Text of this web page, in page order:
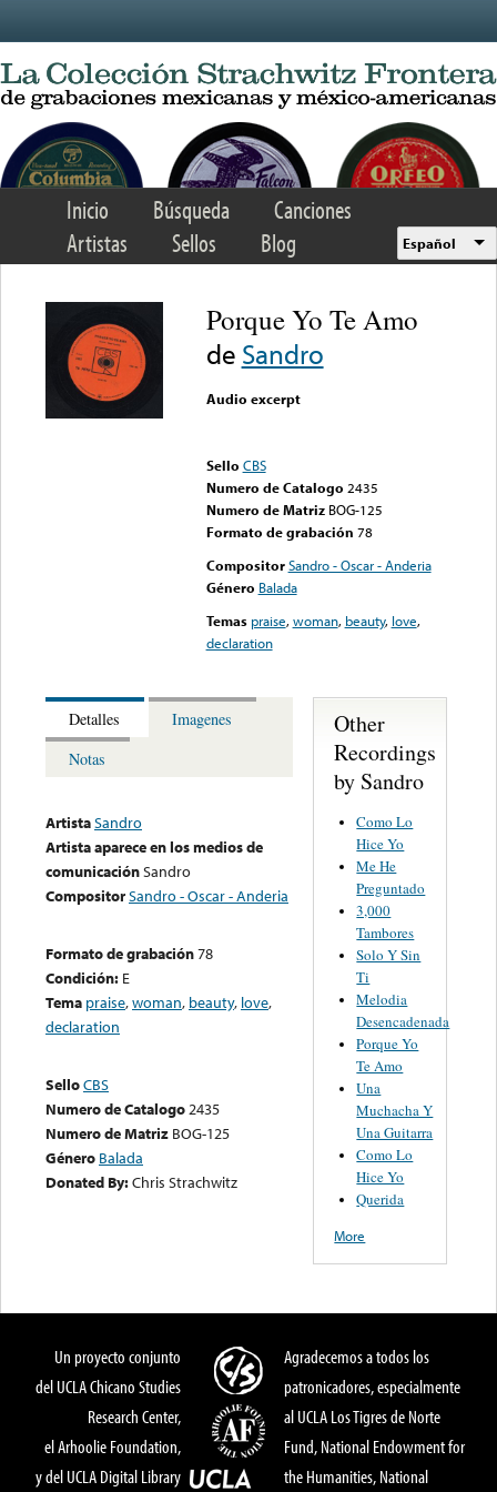
Inicio Búsqueda
Canciones
Artistas
Sellos Blog Español
Porque Yo Te Amo
de Sandro
Audio excerpt
Sello CBS
Numero de Catalogo 2435
Numero de Matriz BOG-125
Formato de grabación 78
Compositor Sandro - Oscar - Anderia
Género Balada
Temas praise,woman, beauty, love,
declaration
Detalles
Imagenes
Notas
ArtistaSandro
Artista aparece en los medios de
comunicaciónSandro
CompositorSandro - Oscar - Anderia
Formato de grabación78
Condición: E
Tema praise,woman, beauty, love,
declaration
SelloCBS
Numero de Catalogo2435
Numero de Matriz BOG-125
Género Balada
Donated By:Chris Strachwitz
Other
Recordings
by Sandro
Como Lo
Hice Yo
Me He
Preguntado
3,000
Tambores
Solo Y Sin
Ti
Melodia
Desencadenada
Porque Yo
Te Amo
Una
Muchacha Y
Una Guitarra
Como Lo
Hice Yo
Querida
More
Un proyecto conjunto
del UCLA Chicano Studies
Research Center,
el Arhoolie Foundation,
y del UCLA Digital Library
Agradecemos a todos los
patronicadores, especialmente
al UCLA Los Tigres de Norte
Fund, National Endowment for
the Humanities, National